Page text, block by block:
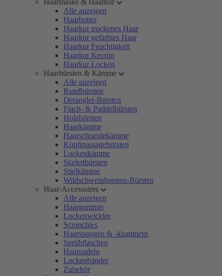
Haarmaske & Haarkur
Alle anzeigen
Haarbutter
Haarkur trockenes Haar
Haarkur gefärbtes Haar
Haarkur Feuchtigkeit
Haarkur Keratin
Haarkur Locken
Haarbürsten & Kämme
Alle anzeigen
Rundbürsten
Detangler-Bürsten
Flach- & Paddelbürsten
Holzbürsten
Haarkämme
Haarschneidekämme
Kopfmassagebürsten
Lockenkämme
Skelettbürsten
Stielkämme
Wildschweinborsten-Bürsten
Haar-Accessoires
Alle anzeigen
Haargummis
Lockenwickler
Scrunchies
Haarspangen & -klammern
Sprühflaschen
Haarnadeln
Lockenbänder
Zubehör